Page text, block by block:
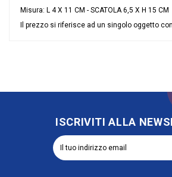
Misura: L 4 X 11 CM - SCATOLA 6,5 X H 15 CM
Il prezzo si riferisce ad un singolo oggetto
Evento Matrimonio
Riordinabile No
ISCRIVITI ALLA